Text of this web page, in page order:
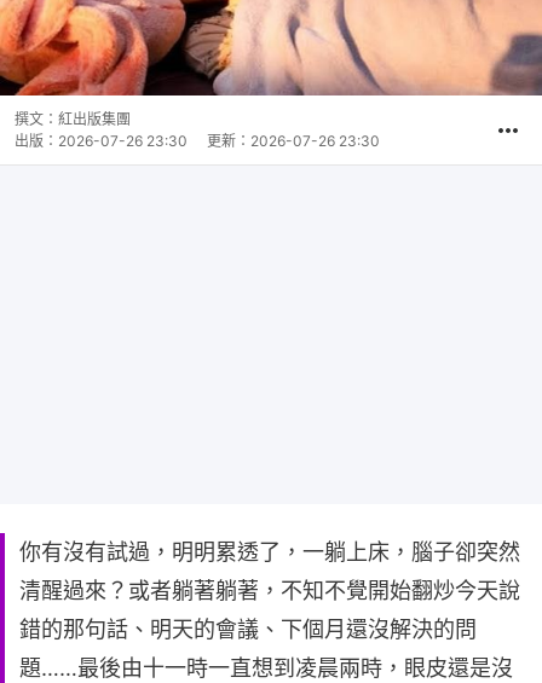
撰文： 紅出版集團
出版： 2026-07-26 23:30 更新： 2026-07-26 23:30
你有沒有試過，明明累透了，一躺上床，腦子卻突然
清醒過來？或者躺著躺著，不知不覺開始翻炒今天說
錯的那句話、明天的會議、下個月還沒解決的問
題……最後由十一時一直想到凌晨兩時，眼皮還是沒